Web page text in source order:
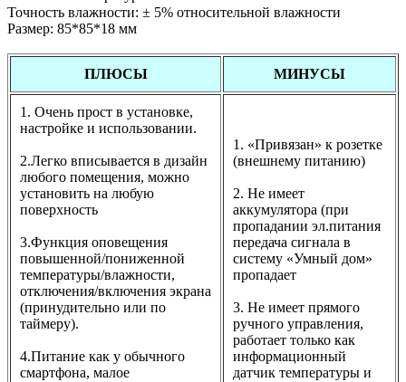
Точность влажности: ± 5% относительной влажности
Размер: 85*85*18 мм
ПЛЮСЫ МИНУСЫ
1. Очень прост в установке,
настройке и использовании.
2.Легко вписывается в дизайн
любого помещения, можно
установить на любую
поверхность
3.Функция оповещения
повышенной/пониженной
температуры/влажности,
отключения/включения экрана
(принудительно или по
таймеру).
4.Питание как у обычного
смартфона, малое
1. «Привязан» к розетке
(внешнему питанию)
2. Не имеет
аккумулятора (при
пропадании эл.питания
передача сигнала в
систему «Умный дом»
пропадает
3. Не имеет прямого
ручного управления,
работает только как
информационный
датчик температуры и